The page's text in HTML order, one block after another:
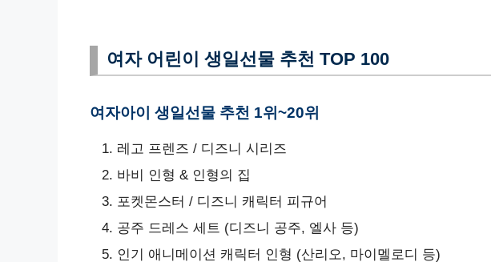
여자 어린이 생일선물 추천 TOP 100
여자아이 생일선물 추천 1위~20위
레고 프렌즈 / 디즈니 시리즈
바비 인형 & 인형의 집
포켓몬스터 / 디즈니 캐릭터 피규어
공주 드레스 세트 (디즈니 공주, 엘사 등)
인기 애니메이션 캐릭터 인형 (산리오, 마이멜로디 등)